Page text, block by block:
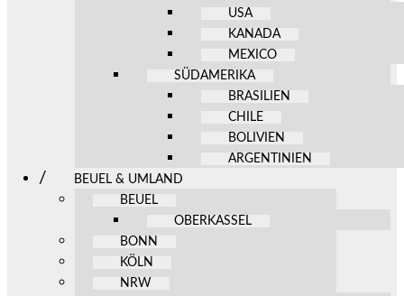
USA
KANADA
MEXICO
SÜDAMERIKA
BRASILIEN
CHILE
BOLIVIEN
ARGENTINIEN
BEUEL & UMLAND
BEUEL
OBERKASSEL
BONN
KÖLN
NRW